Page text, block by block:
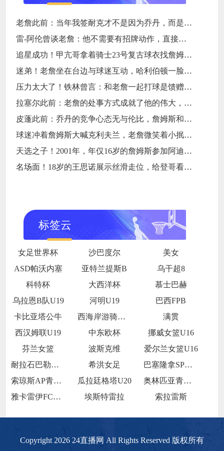
老詹此前：当年我签耐克才不是因为乔丹，而是7年9000万天价合同
雷-阿伦曾谈老詹：他不需要有招牌动作，直接碾压对手就行
追星成功！甲亢哥拿着骑士23号复古球衣找詹姆斯要签名
迷弟！老詹坐在台边与球迷互动，哈利伯顿一脸崇拜地看着
压力太大了！铁林曾言：和老詹一起打球是馈赠，也是困扰
拉塞尔此前：老詹的处事方式成就了他的伟大，他是没有缺点的球员
皮蓬此前：乔丹的竞争心态无与伦比，詹姆斯和他没有可比性
球迷冲着詹姆斯大喊克利夫兰，老詹微笑着小抿一口香槟
天选之子！2001年，年仅16岁的詹姆斯参加阿迪达斯的训练营
名场面！18岁的王思诺展示丝滑走位，给登哥看得一愣一愣的
标签云
女足世界杯 沙巴度尔
美女
ASD帕沃内塞
亚特兰提斯B
乌干超8
科特杯
大西洋杯
慕士巴赫
乌拉恩B队U19
河明U19
巴西FPB
卡比亚塔公牛
西海岸游骑兵女足
满贯
西汉姆联U19
中东欧杯
挪威女篮U16
芬兰女篮
波斯克维
爱尔兰女篮U16
耐拉石巴勒鲁普
希洪女足
巴塞隆拿SP青年队
索琼斯AP青年队
瓜拉廷格塔U20
奥林匹亚青年队
雅卡雷伊FCU20
埃斯特雷拉 索拉雷斯
Copyright 2026 24直播网 All Rights Reserved 版权所有